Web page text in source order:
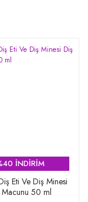
İNDİRİM
Eti Ve Diş Minesi
50 ml